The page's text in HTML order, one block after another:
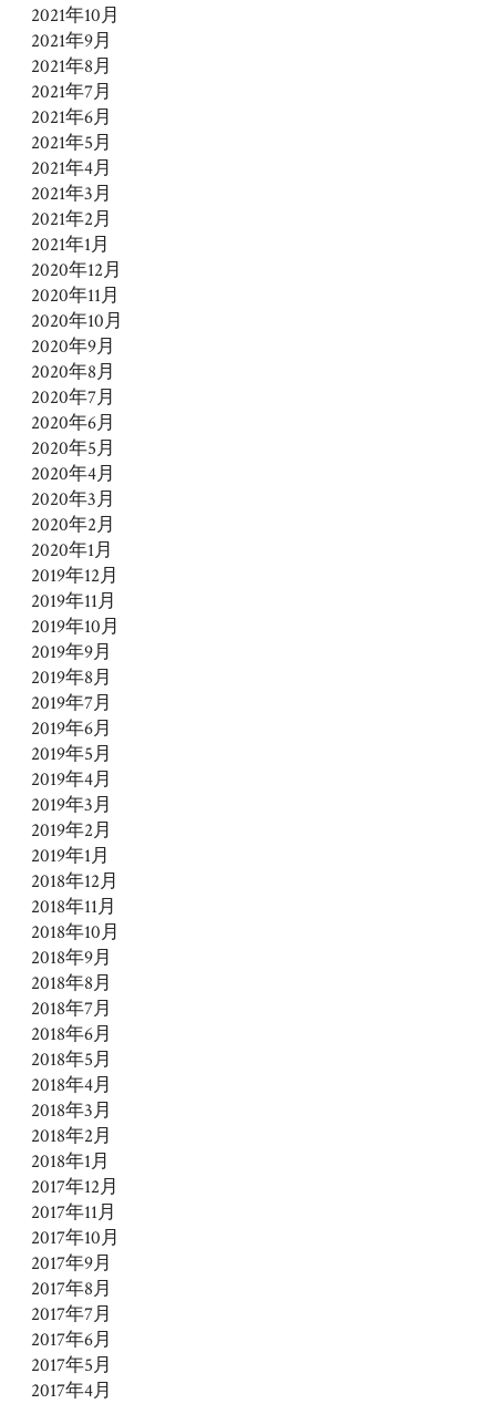
2021年10月
2021年9月
2021年8月
2021年7月
2021年6月
2021年5月
2021年4月
2021年3月
2021年2月
2021年1月
2020年12月
2020年11月
2020年10月
2020年9月
2020年8月
2020年7月
2020年6月
2020年5月
2020年4月
2020年3月
2020年2月
2020年1月
2019年12月
2019年11月
2019年10月
2019年9月
2019年8月
2019年7月
2019年6月
2019年5月
2019年4月
2019年3月
2019年2月
2019年1月
2018年12月
2018年11月
2018年10月
2018年9月
2018年8月
2018年7月
2018年6月
2018年5月
2018年4月
2018年3月
2018年2月
2018年1月
2017年12月
2017年11月
2017年10月
2017年9月
2017年8月
2017年7月
2017年6月
2017年5月
2017年4月